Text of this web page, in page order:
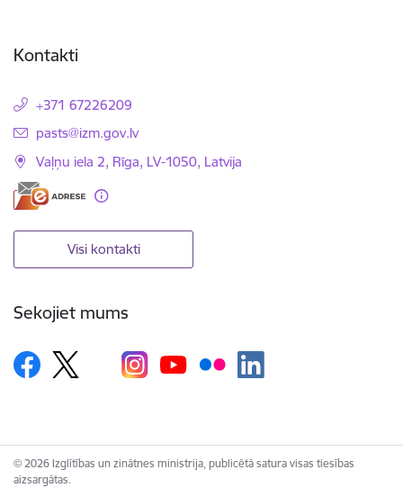
Kontakti
+371 67226209
E-pasts:
pasts@izm.gov.lv
Vaļņu iela 2, Rīga, LV-1050, Latvija
Visi kontakti
Sekojiet mums
© 2026 Izglītības un zinātnes ministrija, publicētā satura visas tiesības
aizsargātas.